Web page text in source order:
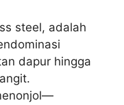
steel, adalah
dapur hingga